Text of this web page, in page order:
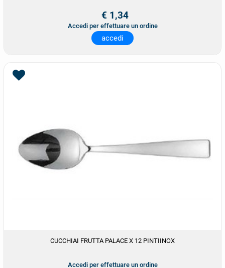
€ 1,34
Accedi per effettuare un ordine
accedi
CUCCHIAI FRUTTA PALACE X 12 PINTIINOX
Accedi per effettuare un ordine